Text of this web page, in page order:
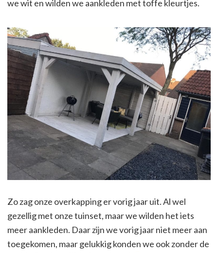
we wit en wilden we aankleden met toffe kleurtjes.
Zo zag onze overkapping er vorig jaar uit. Al wel
gezellig met onze tuinset, maar we wilden het iets
meer aankleden. Daar zijn we vorig jaar niet meer aan
toegekomen, maar gelukkig konden we ook zonder de